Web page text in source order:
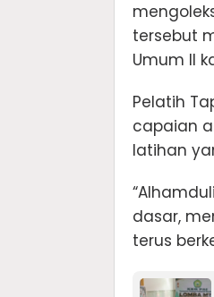
tersebut
Umum II
Pelatih
capaian
latihan
dasar,
terus